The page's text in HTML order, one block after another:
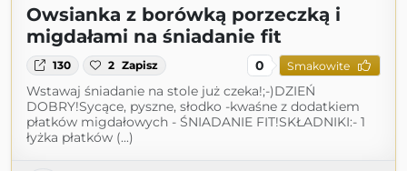
Owsianka z borówką porzeczką i
migdałami na śniadanie fit
130 2 Zapisz 0 Smakowite
Wstawaj śniadanie na stole już czeka!;-)DZIEŃ
DOBRY!Sycące, pyszne, słodko -kwaśne z dodatkiem
płatków migdałowych - ŚNIADANIE FIT!SKŁADNIKI:- 1
łyżka płatków (...)